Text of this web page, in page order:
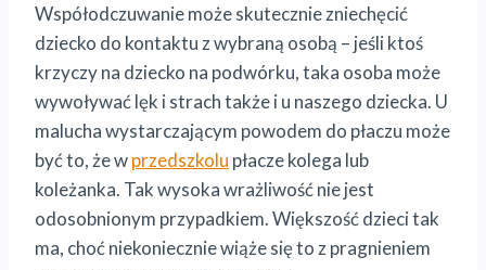
Współodczuwanie może skutecznie zniechęcić
dziecko do kontaktu z wybraną osobą – jeśli ktoś
krzyczy na dziecko na podwórku, taka osoba może
wywoływać lęk i strach także i u naszego dziecka. U
malucha wystarczającym powodem do płaczu może
być to, że wprzedszkolu płacze kolega lub
koleżanka. Tak wysoka wrażliwość nie jest
odosobnionym przypadkiem. Większość dzieci tak
ma, choć niekoniecznie wiąże się to z pragnieniem